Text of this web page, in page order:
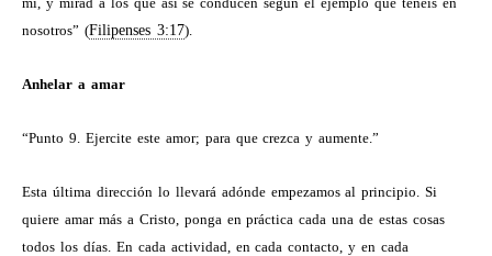
nosotros” (Filipenses 3:17).
Anhelar a amar
“Punto 9. Ejercite este amor; para que crezca y aumente.”
Esta última dirección lo llevará adónde empezamos al principio. Si
quiere amar más a Cristo, ponga en práctica cada una de estas cosas
todos los días. En cada actividad, en cada contacto, y en cada